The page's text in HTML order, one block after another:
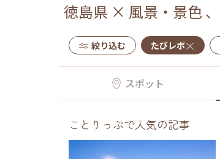
徳島県 × 風景・景色 、
絞り込む たびレポ
スポット
ことりっぷで人気の記事